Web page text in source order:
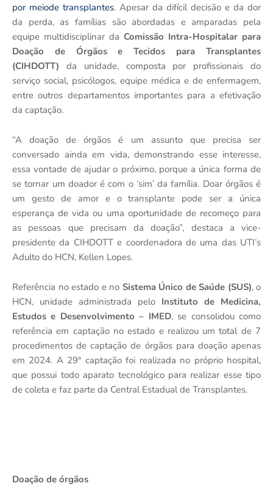
por meiode transplantes. Apesar da difícil decisão e da dor
da perda, as famílias são abordadas e amparadas pela
equipe multidisciplinar da Comissão Intra-Hospitalar para
Doação de Órgãos e Tecidos para Transplantes
(CIHDOTT) da unidade, composta por profissionais do
serviço social, psicólogos, equipe médica e de enfermagem,
entre outros departamentos importantes para a efetivação
da captação.
“A doação de órgãos é um assunto que precisa ser
conversado ainda em vida, demonstrando esse interesse,
essa vontade de ajudar o próximo, porque a única forma de
se tornar um doador é com o ‘sim’ da família. Doar órgãos é
um gesto de amor e o transplante pode ser a única
esperança de vida ou uma oportunidade de recomeço para
as pessoas que precisam da doação”, destaca a vice-
presidente da CIHDOTT e coordenadora de uma das UTI’s
Adulto do HCN, Kellen Lopes.
Referência no estado e no Sistema Único de Saúde (SUS), o
HCN, unidade administrada pelo Instituto de Medicina,
Estudos e Desenvolvimento – IMED, se consolidou como
referência em captação no estado e realizou um total de 7
procedimentos de captação de órgãos para doação apenas
em 2024. A 29ª captação foi realizada no próprio hospital,
que possui todo aparato tecnológico para realizar esse tipo
de coleta e faz parte da Central Estadual de Transplantes.
Doação de órgãos